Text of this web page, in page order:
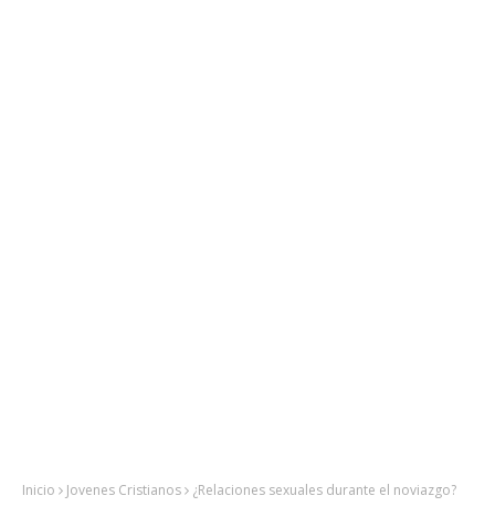
Inicio Jovenes Cristianos ¿Relaciones sexuales durante el noviazgo?